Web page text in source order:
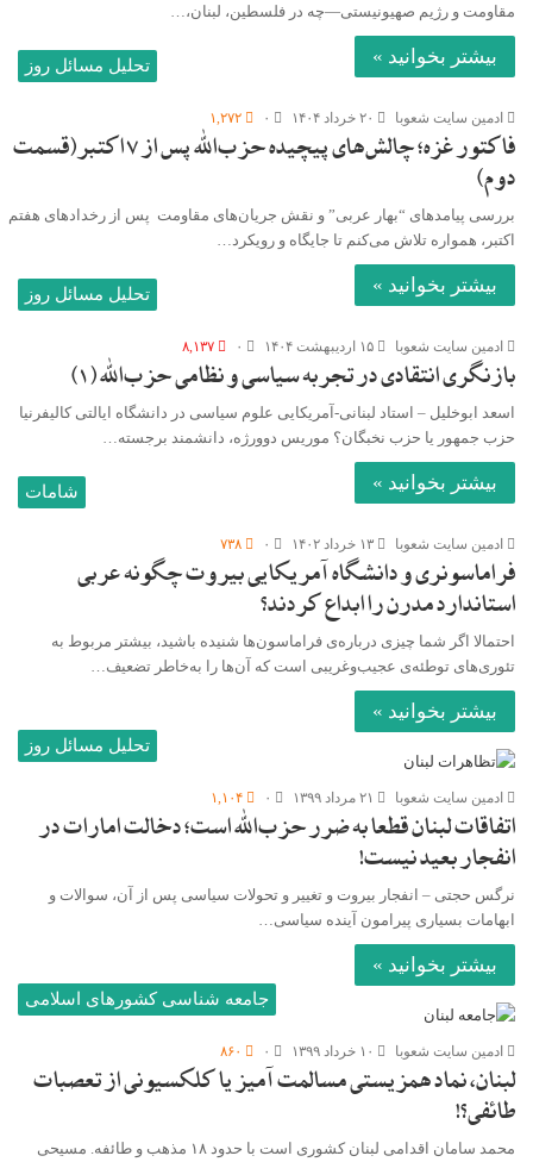
مقاومت و رژیم صهیونیستی—چه در فلسطین، لبنان،…
بیشتر بخوانید » تحلیل مسائل روز
ادمین سایت شعوبا ۲۰ خرداد ۱۴۰۴ ۰ ۱,۲۷۲
فاکتور غزه؛ چالش‌های پیچیده حزب‌الله پس از ۷ اکتبر(قسمت
دوم)
بررسی پیامدهای “بهار عربی” و نقش جریان‌های مقاومت پس از رخدادهای هفتم
اکتبر، همواره تلاش می‌کنم تا جایگاه و رویکرد…
بیشتر بخوانید » تحلیل مسائل روز
ادمین سایت شعوبا ۱۵ اردیبهشت ۱۴۰۴ ۰ ۸,۱۳۷
بازنگری انتقادی در تجربه سیاسی و نظامی حزب‌الله (۱)
اسعد ابوخلیل – استاد لبنانی-آمریکایی علوم سیاسی در دانشگاه ایالتی کالیفرنیا
حزب جمهور یا حزب نخبگان؟ موریس دوورژه، دانشمند برجسته…
بیشتر بخوانید » شامات
ادمین سایت شعوبا ۱۳ خرداد ۱۴۰۲ ۰ ۷۳۸
فراماسونری و دانشگاه آمریکایی بیروت چگونه عربی
استاندارد مدرن را ابداع کردند؟
احتمالا اگر شما چیزی درباره‌ی فراماسون‌ها شنیده باشید، بیشتر مربوط به
تئوری‌های توطئه‌‌ی ‏عجیب‌و‌غریبی است که آن‌ها را به‌خاطر تضعیف…
بیشتر بخوانید »
تحلیل مسائل روز
ادمین سایت شعوبا ۲۱ مرداد ۱۳۹۹ ۰ ۱,۱۰۴
اتفاقات لبنان قطعا به ضرر حزب‌الله است؛ دخالت امارات در
انفجار بعید نیست!
نرگس حجتی – انفجار بیروت و تغییر و تحولات سیاسی پس از آن، سوالات و
ابهامات بسیاری پیرامون آینده سیاسی…
بیشتر بخوانید »
جامعه شناسی کشورهای اسلامی
ادمین سایت شعوبا ۱۰ خرداد ۱۳۹۹ ۰ ۸۶۰
لبنان، نماد همزیستی مسالمت آمیز یا کلکسیونی از تعصبات
طائفی؟!
محمد سامان اقدامی لبنان کشوری است با حدود ۱۸ مذهب و طائفه. مسیحی